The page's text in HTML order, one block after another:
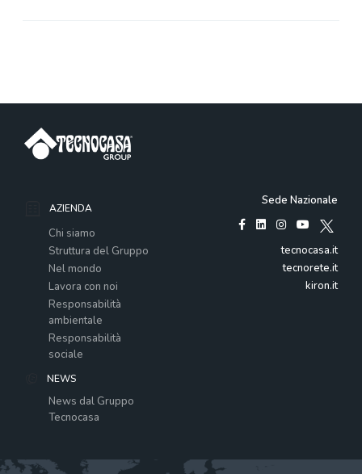
AZIENDA
Chi siamo
Struttura del Gruppo
Nel mondo
Lavora con noi
Responsabilità
ambientale
Responsabilità
sociale
NEWS
News dal Gruppo
Tecnocasa
Sede Nazionale
tecnocasa.it
tecnorete.it
kiron.it